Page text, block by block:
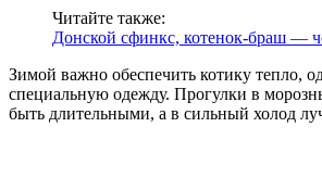
Читайте также:
Донской сфинкс, котенок-браш —
Зимой важно обеспечить котику тепло,
специальную одежду. Прогулки в
быть длительными, а в сильный холод